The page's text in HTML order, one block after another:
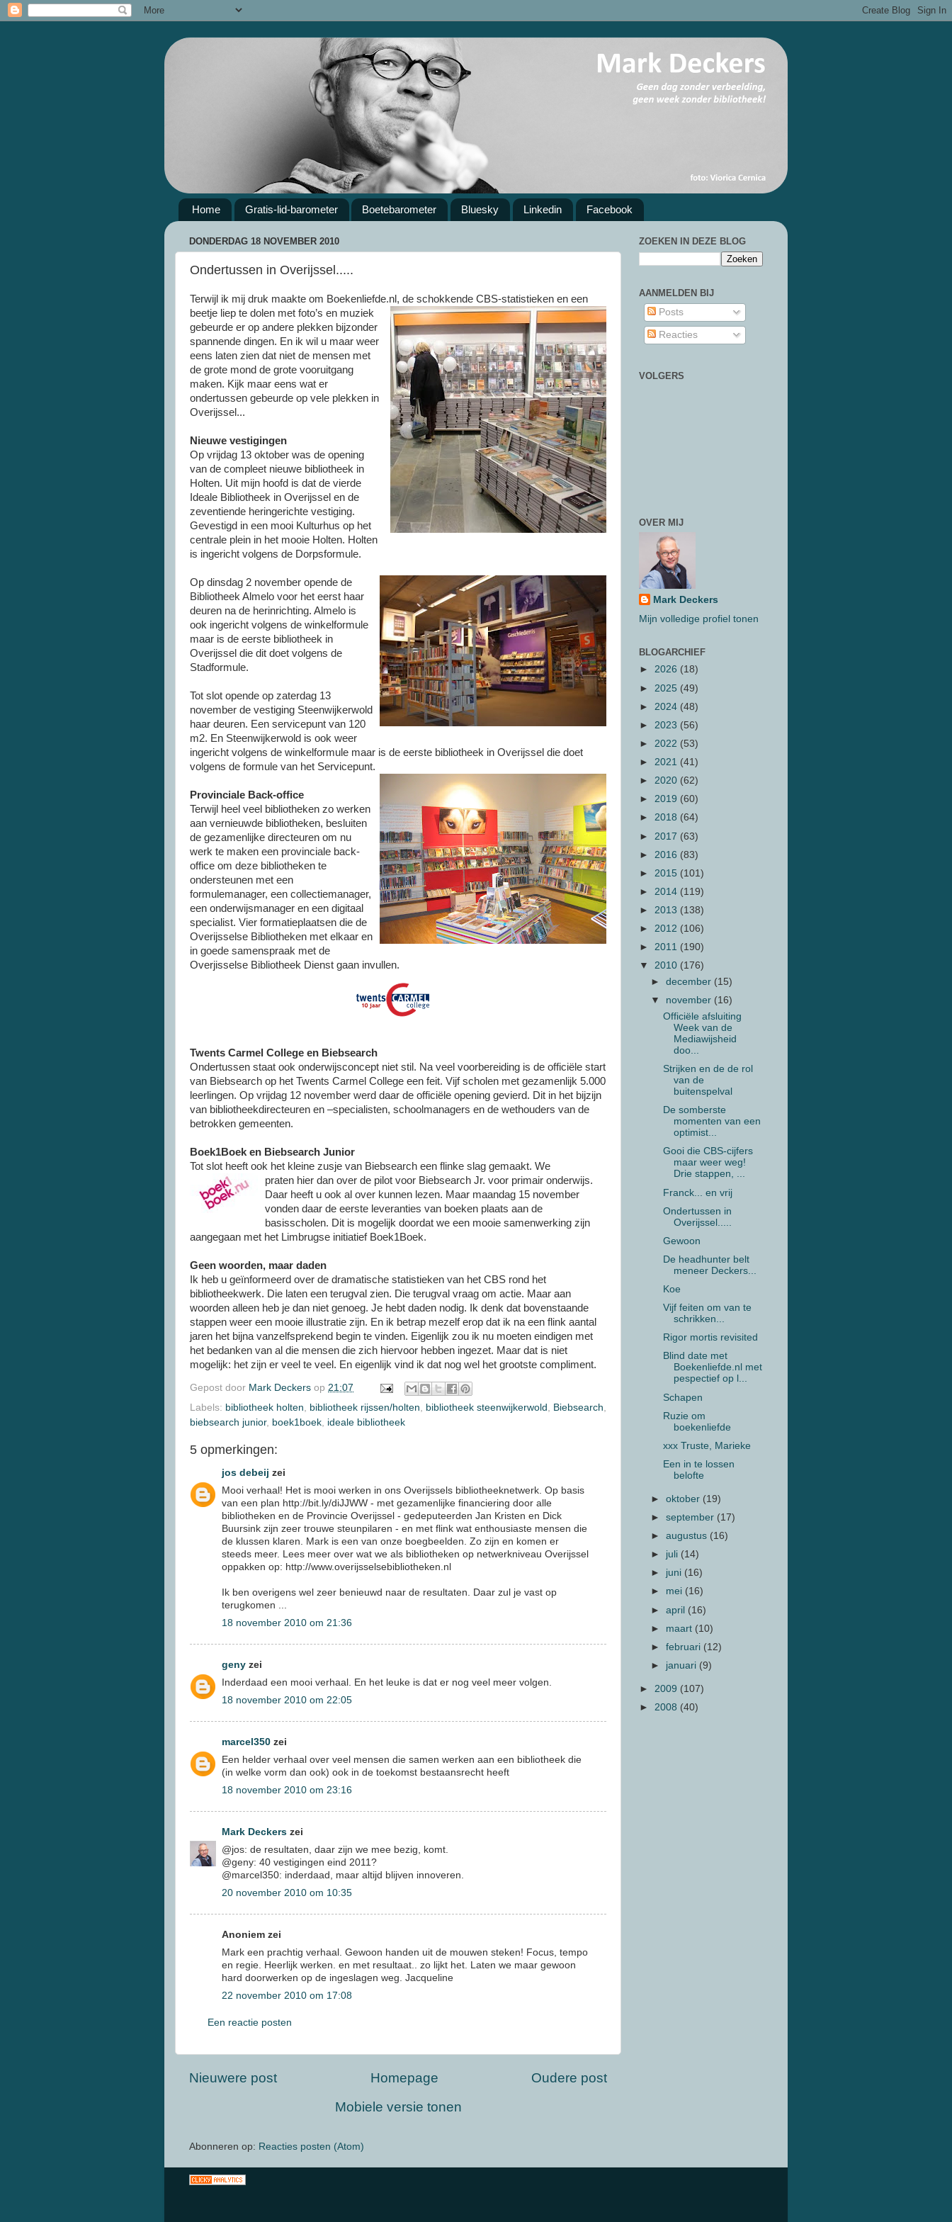
Home Gratis-lid-barometer Boetebarometer Bluesky Linkedin Facebook
DONDERDAG 18 NOVEMBER 2010
Ondertussen in Overijssel.....
Terwijl ik mij druk maakte om Boekenliefde.nl, de schokkende CBS-statistieken en een
beetje liep te dolen met foto’s en muziek
gebeurde er op andere plekken bijzonder
spannende dingen. En ik wil u maar weer
eens laten zien dat niet de mensen met
de grote mond de grote vooruitgang
maken. Kijk maar eens wat er
ondertussen gebeurde op vele plekken in
Overijssel...
Nieuwe vestigingen
Op vrijdag 13 oktober was de opening
van de compleet nieuwe bibliotheek in
Holten. Uit mijn hoofd is dat de vierde
Ideale Bibliotheek in Overijssel en de
zeventiende heringerichte vestiging.
Gevestigd in een mooi Kulturhus op het
centrale plein in het mooie Holten. Holten
is ingericht volgens de Dorpsformule.
Op dinsdag 2 november opende de
Bibliotheek Almelo voor het eerst haar
deuren na de herinrichting. Almelo is
ook ingericht volgens de winkelformule
maar is de eerste bibliotheek in
Overijssel die dit doet volgens de
Stadformule.
Tot slot opende op zaterdag 13
november de vestiging Steenwijkerwold
haar deuren. Een servicepunt van 120
m2. En Steenwijkerwold is ook weer
ingericht volgens de winkelformule maar is de eerste bibliotheek in Overijssel die doet
volgens de formule van het Servicepunt.
Provinciale Back-office
Terwijl heel veel bibliotheken zo werken
aan vernieuwde bibliotheken, besluiten
de gezamenlijke directeuren om nu
werk te maken een provinciale back-
office om deze bibliotheken te
ondersteunen met een
formulemanager, een collectiemanager,
een onderwijsmanager en een digitaal
specialist. Vier formatieplaatsen die de
Overijsselse Bibliotheken met elkaar en
in goede samenspraak met de
Overjisselse Bibliotheek Dienst gaan invullen.
Twents Carmel College en Biebsearch
Ondertussen staat ook onderwijsconcept niet stil. Na veel voorbereiding is de officiële start
van Biebsearch op het Twents Carmel College een feit. Vijf scholen met gezamenlijk 5.000
leerlingen. Op vrijdag 12 november werd daar de officiële opening gevierd. Dit in het bijzijn
van bibliotheekdirecteuren en –specialisten, schoolmanagers en de wethouders van de
betrokken gemeenten.
Boek1Boek en Biebsearch Junior
Tot slot heeft ook het kleine zusje van Biebsearch een flinke slag gemaakt. We
praten hier dan over de pilot voor Biebsearch Jr. voor primair onderwijs.
Daar heeft u ook al over kunnen lezen. Maar maandag 15 november
vonden daar de eerste leveranties van boeken plaats aan de
basisscholen. Dit is mogelijk doordat we een mooie samenwerking zijn
aangegaan met het Limbrugse initiatief Boek1Boek.
Geen woorden, maar daden
Ik heb u geïnformeerd over de dramatische statistieken van het CBS rond het
bibliotheekwerk. Die laten een terugval zien. Die terugval vraag om actie. Maar aan
woorden alleen heb je dan niet genoeg. Je hebt daden nodig. Ik denk dat bovenstaande
stappen weer een mooie illustratie zijn. En ik betrap mezelf erop dat ik na een flink aantal
jaren het bijna vanzelfsprekend begin te vinden. Eigenlijk zou ik nu moeten eindigen met
het bedanken van al die mensen die zich hiervoor hebben ingezet. Maar dat is niet
mogelijk: het zijn er veel te veel. En eigenlijk vind ik dat nog wel het grootste compliment.
Gepost door Mark Deckers op 21:07
Labels: bibliotheek holten bibliotheek rijssen/holten bibliotheek steenwijkerwold Biebsearch
biebsearch junior, boek1boek ideale bibliotheek
5 opmerkingen:
jos debeij zei
Mooi verhaal! Het is mooi werken in ons Overijssels bibliotheeknetwerk. Op basis
van een plan http://bit.ly/diJJWW - met gezamenlijke financiering door alle
bibliotheken en de Provincie Overijssel - gedeputeerden Jan Kristen en Dick
Buursink zijn zeer trouwe steunpilaren - en met flink wat enthousiaste mensen die
de klussen klaren. Mark is een van onze boegbeelden. Zo zijn en komen er
steeds meer. Lees meer over wat we als bibliotheken op netwerkniveau Overijssel
oppakken op: http://www.overijsselsebibliotheken.nl
Ik ben overigens wel zeer benieuwd naar de resultaten. Daar zul je vast op
terugkomen ...
18 november 2010 om 21:36
geny zei
Inderdaad een mooi verhaal. En het leuke is dat er nog veel meer volgen.
18 november 2010 om 22:05
marcel350 zei
Een helder verhaal over veel mensen die samen werken aan een bibliotheek die
(in welke vorm dan ook) ook in de toekomst bestaansrecht heeft
18 november 2010 om 23:16
Mark Deckers zei
@jos: de resultaten, daar zijn we mee bezig, komt.
@geny: 40 vestigingen eind 2011?
@marcel350: inderdaad, maar altijd blijven innoveren.
20 november 2010 om 10:35
Anoniem zei
Mark een prachtig verhaal. Gewoon handen uit de mouwen steken! Focus, tempo
en regie. Heerlijk werken. en met resultaat.. zo lijkt het. Laten we maar gewoon
hard doorwerken op de ingeslagen weg. Jacqueline
22 november 2010 om 17:08
Een reactie posten
Nieuwere post Oudere post
Homepage
Mobiele versie tonen
Abonneren op: Reacties posten (Atom)
ZOEKEN IN DEZE BLOG
AANMELDEN BIJ
Posts
Reacties
VOLGERS
OVER MIJ
Mark Deckers
Mijn volledige profiel tonen
BLOGARCHIEF
► 2026 (18)
► 2025 (49)
► 2024 (48)
► 2023 (56)
► 2022 (53)
► 2021 (41)
► 2020 (62)
► 2019 (60)
► 2018 (64)
► 2017 (63)
► 2016 (83)
► 2015 (101)
► 2014 (119)
► 2013 (138)
► 2012 (106)
► 2011 (190)
▼ 2010 (176)
►december (15)
▼ november (16)
Officiële afsluiting
Week van de
Mediawijsheid
doo...
Strijken en de de rol
van de
buitenspelval
De somberste
momenten van een
optimist...
Gooi die CBS-cijfers
maar weer weg!
Drie stappen, ...
Franck... en vrij
Ondertussen in
Overijssel.....
Gewoon
De headhunter belt
meneer Deckers...
Koe
Vijf feiten om van te
schrikken...
Rigor mortis revisited
Blind date met
Boekenliefde.nl met
pespectief op l...
Schapen
Ruzie om
boekenliefde
xxx Truste, Marieke
Een in te lossen
belofte
►oktober (19)
►september (17)
►augustus (16)
► juli (14)
► juni (16)
► mei (16)
►april (16)
► maart (10)
►februari (12)
► januari (9)
► 2009 (107)
► 2008 (40)